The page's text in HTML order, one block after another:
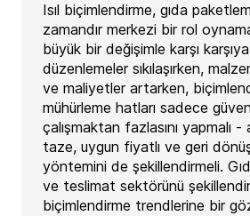
Isıl biçimlendirme, gıda
zamandır merkezi bir rol
büyük bir değişimle karşı
düzenlemeler sıkılaşırken,
ve maliyetler artarken,
mühürleme hatları sadece
çalışmaktan fazlasını yapmalı -
taze, uygun fiyatlı ve geri
yöntemini de şekillendirmeli.
ve teslimat sektörünü
biçimlendirme trendlerine bir